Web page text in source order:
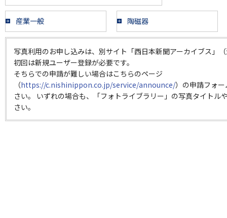
産業一般 陶磁器
写真利用のお申し込みは、別サイト「西日本新聞アーカイブス」
初回は新規ユーザー登録が必要です。
そちらでの申請が難しい場合はこちらのページ
（https://c.nishinippon.co.jp/service/announce/）の申請フォ
さい。 いずれの場合も、「フォトライブラリー」の写真タイトル
さい。